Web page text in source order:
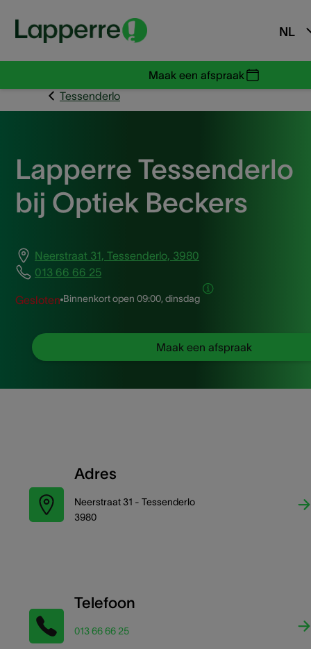
NL
Maak een afspraak
Tessenderlo
Lapperre Tessenderlo
bij Optiek Beckers
Neerstraat 31, Tessenderlo, 3980
013 66 66 25
Gesloten Binnenkort open 09:00, dinsdag
Maak een afspraak
Adres
Neerstraat 31 - Tessenderlo
3980
Telefoon
013 66 66 25